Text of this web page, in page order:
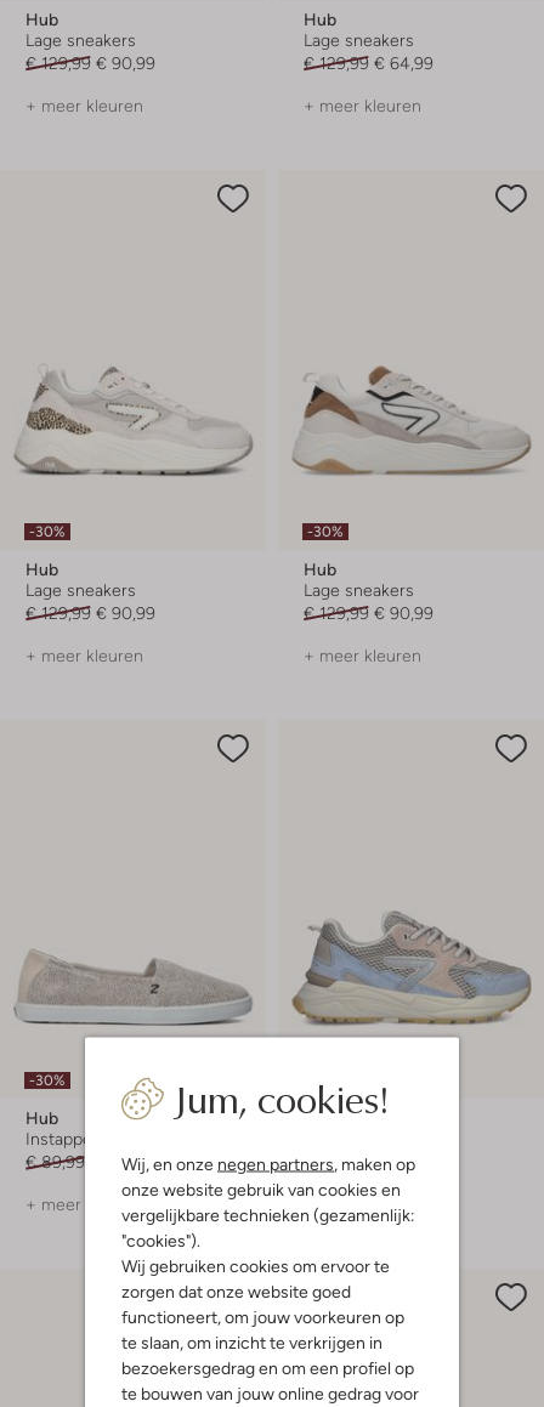
Jum, cookies!
Wij, en onze negen partners, maken op
onze website gebruik van cookies en
vergelijkbare technieken (gezamenlijk:
"cookies").
Wij gebruiken cookies om ervoor te
zorgen dat onze website goed
functioneert, om jouw voorkeuren op
te slaan, om inzicht te verkrijgen in
bezoekersgedrag en om een profiel op
te bouwen van jouw online gedrag voor
Hub
Lage sneakers
€ 129,99 € 90,99
+ meer kleuren
Hub
Lage sneakers
€ 129,99 € 64,99
+ meer kleuren
-30%
Hub
Lage sneakers
€ 129,99 € 90,99
+ meer kleuren
-30%
Hub
Lage sneakers
€ 129,99 € 90,99
+ meer kleuren
-30%
Hub
Instappers
€ 89,99
€ 62,99
+ meer kleuren
Hub
€ 129,99 € 90,99
+ meer kleuren